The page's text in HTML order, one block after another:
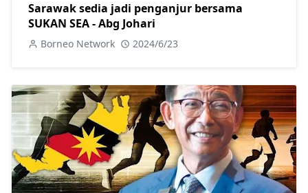
Sarawak sedia jadi penganjur bersama
SUKAN SEA - Abg Johari
Borneo Network 2024/6/23